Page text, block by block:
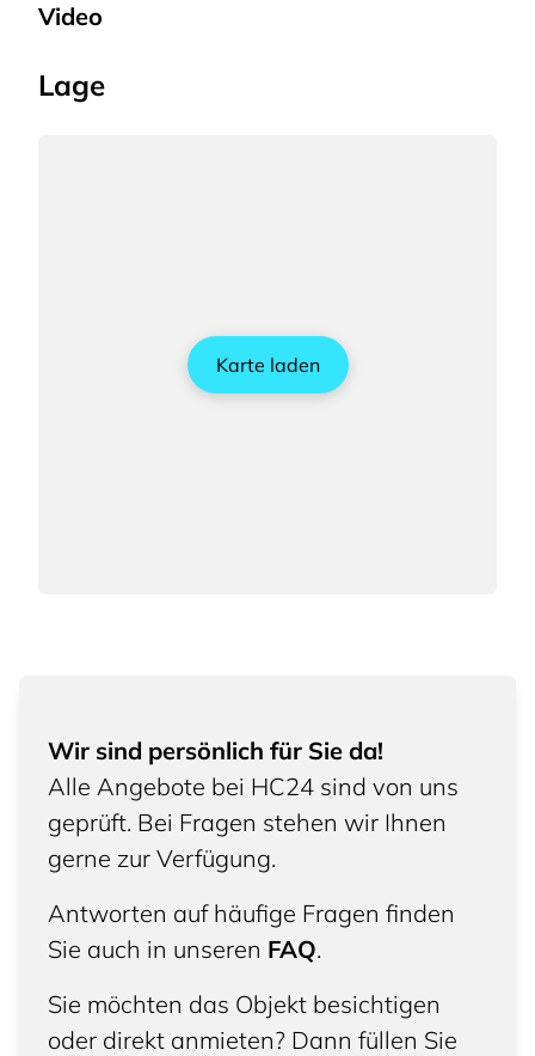
Video
Lage
Karte laden
Wir sind persönlich für Sie da!
Alle Angebote bei HC24 sind von uns
geprüft. Bei Fragen stehen wir Ihnen
gerne zur Verfügung.
Antworten auf häufige Fragen finden
Sie auch in unseren FAQ.
Sie möchten das Objekt besichtigen
oder direkt anmieten? Dann füllen Sie